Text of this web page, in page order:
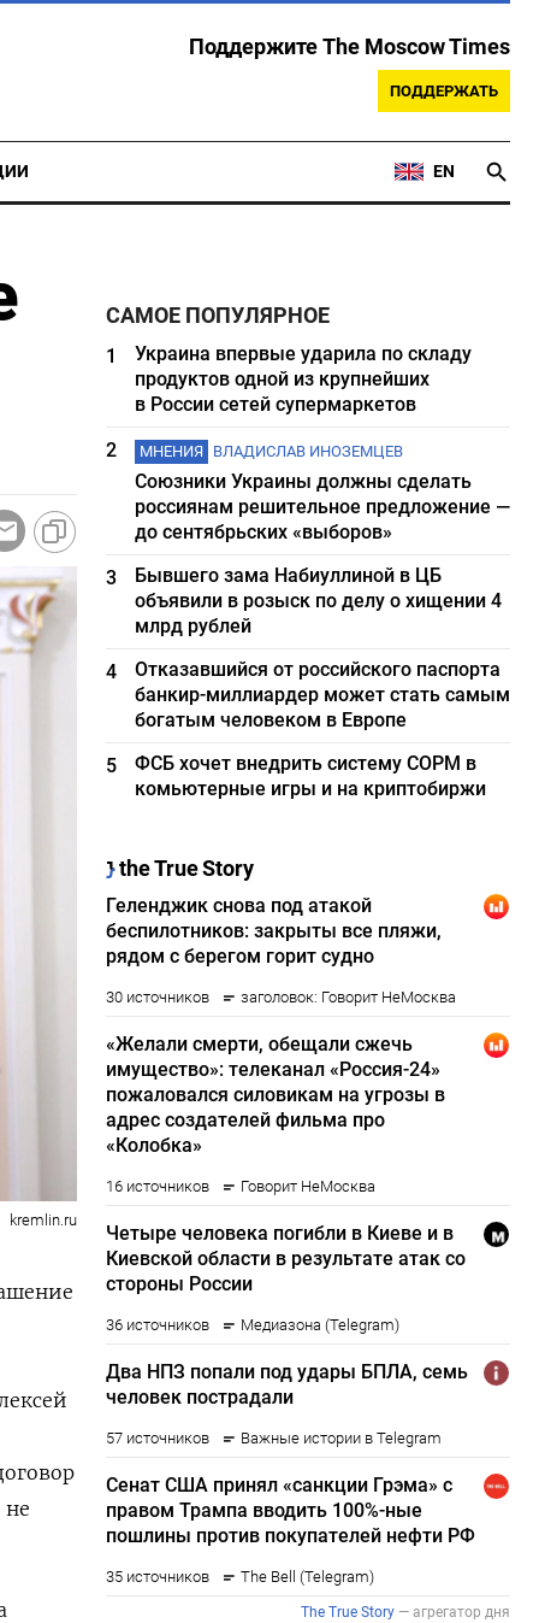
Поддержите The Moscow Times
ПОДДЕРЖАТЬ
EN
kremlin.ru
САМОЕ ПОПУЛЯРНОЕ
1
Украина впервые ударила по складу
продуктов одной из крупнейших
в России сетей супермаркетов
2
МНЕНИЯ ВЛАДИСЛАВ ИНОЗЕМЦЕВ
Союзники Украины должны сделать
россиянам решительное предложение —
до сентябрьских «выборов»
3
Бывшего зама Набиуллиной в ЦБ
объявили в розыск по делу о хищении 4
млрд рублей
4
Отказавшийся от российского паспорта
банкир-миллиардер может стать самым
богатым человеком в Европе
5
ФСБ хочет внедрить систему СОРМ в
комьютерные игры и на криптобиржи